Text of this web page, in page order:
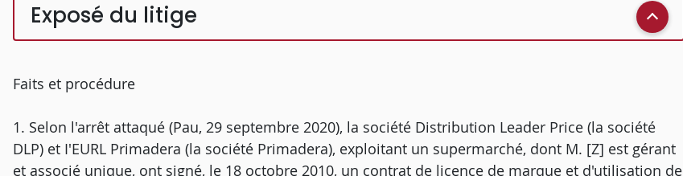
Exposé du litige
Faits et procédure
1. Selon l'arrêt attaqué (Pau, 29 septembre 2020), la société Distribution Leader Price (la société
DLP) et I'EURL Primadera (la société Primadera), exploitant un supermarché, dont M. [Z] est gérant
et associé unique, ont signé, le 18 octobre 2010, un contrat de licence de marque et d'utilisation de